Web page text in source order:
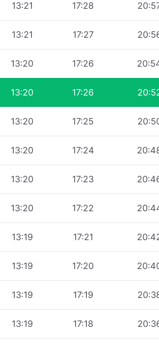
13:21 17:28
13:21 17:27
13:20 17:26
13:20 17:26
13:20 17:25
13:20 17:24
13:20 17:23
13:20 17:22
13:19 17:21
13:19 17:20
13:19 17:19
13:19 17:18